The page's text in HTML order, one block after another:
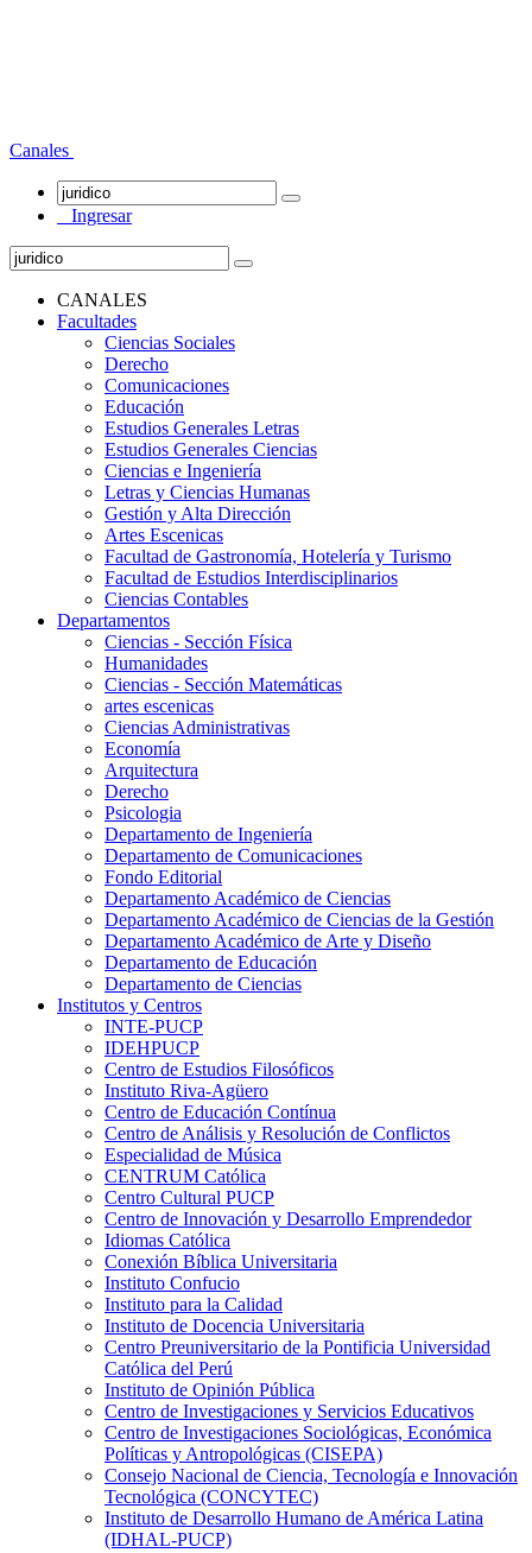
Canales
Ingresar
CANALES
Facultades
Ciencias Sociales
Derecho
Comunicaciones
Educación
Estudios Generales Letras
Estudios Generales Ciencias
Ciencias e Ingeniería
Letras y Ciencias Humanas
Gestión y Alta Dirección
Artes Escenicas
Facultad de Gastronomía, Hotelería y Turismo
Facultad de Estudios Interdisciplinarios
Ciencias Contables
Departamentos
Ciencias - Sección Física
Humanidades
Ciencias - Sección Matemáticas
artes escenicas
Ciencias Administrativas
Economía
Arquitectura
Derecho
Psicologia
Departamento de Ingeniería
Departamento de Comunicaciones
Fondo Editorial
Departamento Académico de Ciencias
Departamento Académico de Ciencias de la Gestión
Departamento Académico de Arte y Diseño
Departamento de Educación
Departamento de Ciencias
Institutos y Centros
INTE-PUCP
IDEHPUCP
Centro de Estudios Filosóficos
Instituto Riva-Agüero
Centro de Educación Contínua
Centro de Análisis y Resolución de Conflictos
Especialidad de Música
CENTRUM Católica
Centro Cultural PUCP
Centro de Innovación y Desarrollo Emprendedor
Idiomas Católica
Conexión Bíblica Universitaria
Instituto Confucio
Instituto para la Calidad
Instituto de Docencia Universitaria
Centro Preuniversitario de la Pontificia Universidad
Católica del Perú
Instituto de Opinión Pública
Centro de Investigaciones y Servicios Educativos
Centro de Investigaciones Sociológicas, Económica
Políticas y Antropológicas (CISEPA)
Consejo Nacional de Ciencia, Tecnología e Innovación
Tecnológica (CONCYTEC)
Instituto de Desarrollo Humano de América Latina
(IDHAL-PUCP)